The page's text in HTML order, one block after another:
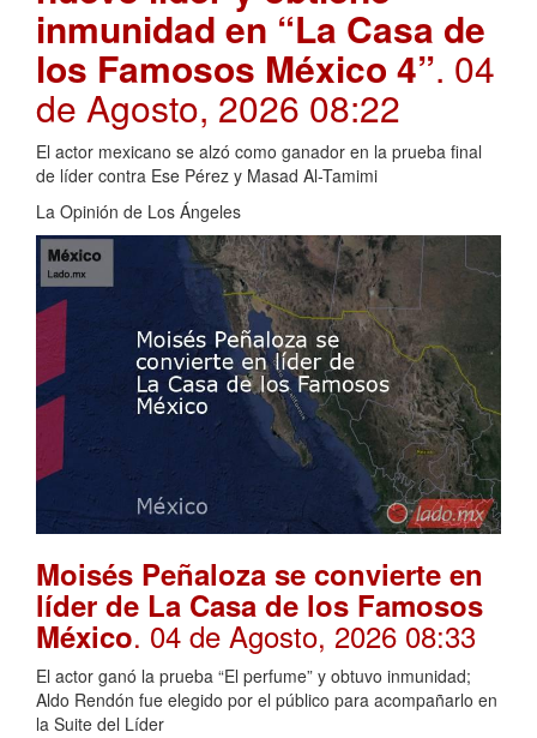
inmunidad en “La Casa de
los Famosos México 4”. 04
de Agosto, 2026 08:22
El actor mexicano se alzó como ganador en la prueba final
de líder contra Ese Pérez y Masad Al-Tamimi
La Opinión de Los Ángeles
Moisés Peñaloza se convierte en
líder de La Casa de los Famosos
México. 04 de Agosto, 2026 08:33
El actor ganó la prueba “El perfume” y obtuvo inmunidad;
Aldo Rendón fue elegido por el público para acompañarlo en
la Suite del Líder